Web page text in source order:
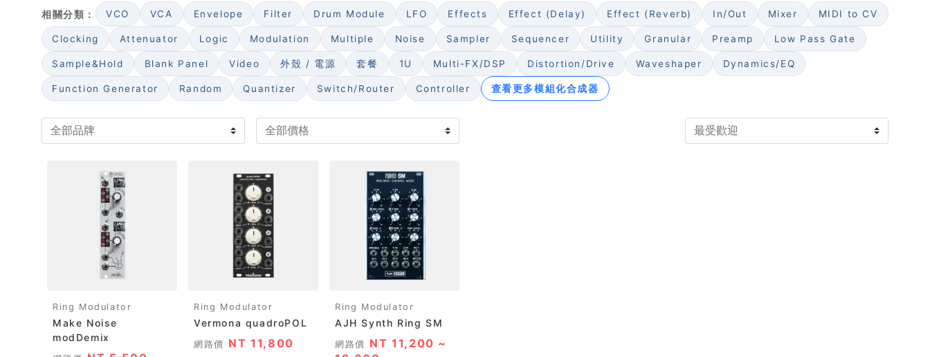
相關分類： VCO VCA Envelope Filter Drum Module LFO Effects Effect (Delay) Effect (Reverb) In/Out Mixer MIDI to CV
Clocking Attenuator Logic Modulation Multiple Noise Sampler Sequencer Utility Granular Preamp Low Pass Gate
Sample&Hold Blank Panel Video 外殼 / 電源 套餐 1U Multi-FX/DSP Distortion/Drive Waveshaper Dynamics/EQ
Function Generator Random Quantizer Switch/Router Controller 查看更多模組化合成器
Ring Modulator
Make Noise
modDemix
Ring Modulator
Vermona quadroPOL
網路價 NT 11,800
Ring Modulator
AJH Synth Ring SM
網路價 NT 11,200 ~